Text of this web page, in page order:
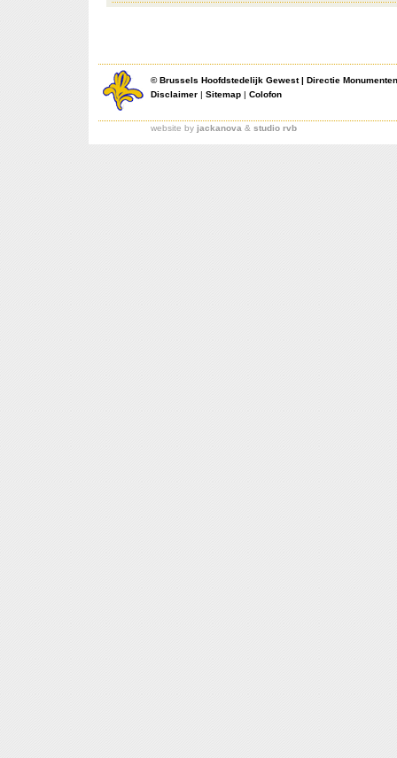
©Brussels Hoofdstedelijk Gewest| Directie
Disclaimer | Sitemap | Colofon
website by jackanova & studio rvb